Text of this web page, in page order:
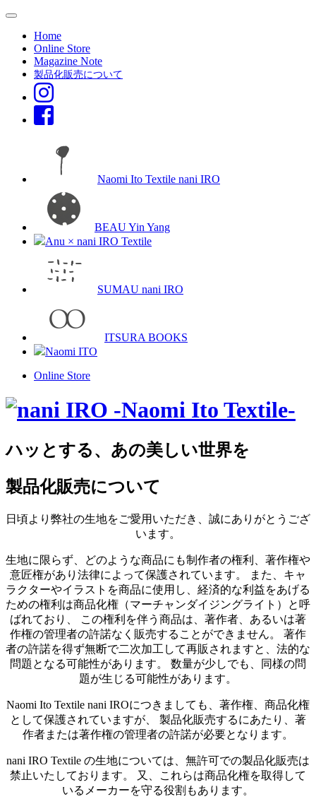
Home
Online Store
Magazine Note
製品化販売について
Naomi Ito Textile nani IRO
BEAU Yin Yang
Anu × nani IRO Textile
SUMAU nani IRO
ITSURA BOOKS
Naomi ITO
Online Store
ハッとする、あの美しい世界を
製品化販売について
日頃より弊社の生地をご愛用いただき、誠にありがとうござ
います。
生地に限らず、どのような商品にも制作者の権利、著作権や
意匠権があり法律によって保護されています。 また、キャ
ラクターやイラストを商品に使用し、経済的な利益をあげる
ための権利は商品化権（マーチャンダイジングライト）と呼
ばれており、 この権利を伴う商品は、著作者、あるいは著
作権の管理者の許諾なく販売することができません。 著作
者の許諾を得ず無断で二次加工して再販されますと、法的な
問題となる可能性があります。 数量が少しでも、同様の問
題が生じる可能性があります。
Naomi Ito Textile nani IROにつきましても、著作権、商品化権
として保護されていますが、 製品化販売するにあたり、著
作者または著作権の管理者の許諾が必要となります。
nani IRO Textile の生地については、無許可での製品化販売は
禁止いたしております。 又、これらは商品化権を取得して
いるメーカーを守る役割もあります。